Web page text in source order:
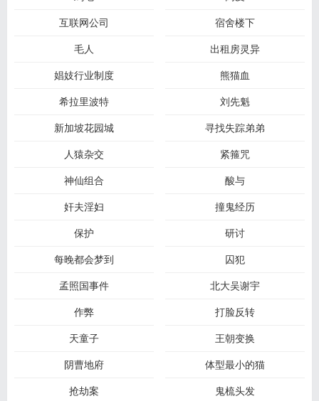
互联网公司
宿舍楼下
毛人
出租房灵异
娼妓行业制度
熊猫血
希拉里波特
刘先魁
新加坡花园城
寻找失踪弟弟
人猿杂交
紧箍咒
神仙组合
酸与
奸夫淫妇
撞鬼经历
保护
研讨
每晚都会梦到
囚犯
孟照国事件
北大吴谢宇
作弊
打脸反转
天童子
王朝变换
阴曹地府
体型最小的猫
抢劫案
鬼梳头发